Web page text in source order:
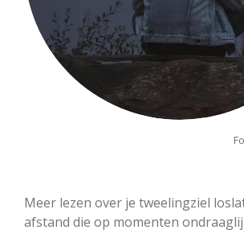
Meer lezen over je tweelingziel
afstand die op momenten